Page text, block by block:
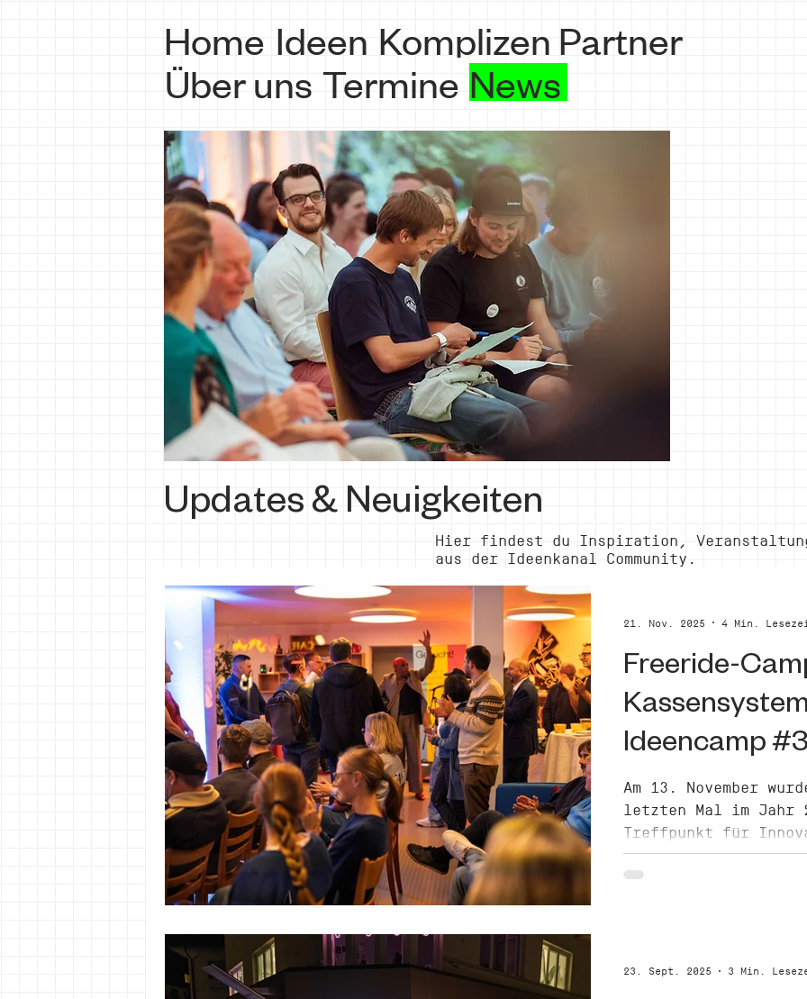
Home Ideen Komplizen Partner
Über uns Termine News
Updates & Neuigkeiten
Hier findest du Inspiration,
aus der Ideenkanal Community.
Freeride-
Ideencamp
Am 13. November
letzten Mal im Jahr
Treffpunkt für
Alpenrheintal. Beim
Mentoring-Runden
21. Nov. 2025 4 Min.
23. Sept. 2025 3 Min.